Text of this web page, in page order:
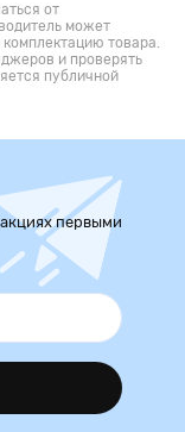
от
может
комплектацию товара.
и проверять
публичной
первыми